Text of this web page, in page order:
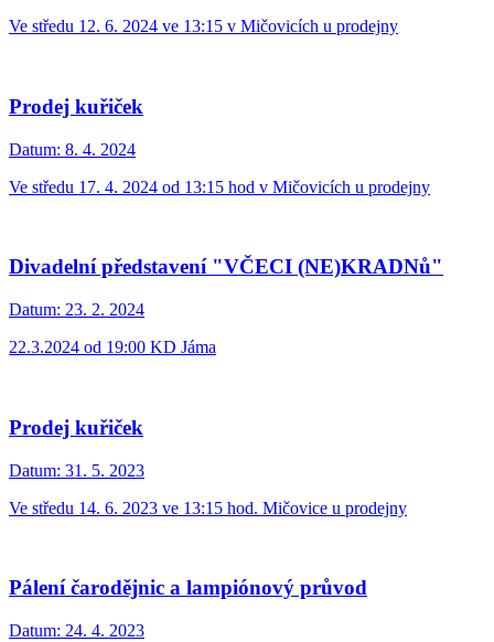
Ve středu 12. 6. 2024 ve 13:15 v Mičovicích u prodejny
Prodej kuřiček
Datum: 8. 4. 2024
Ve středu 17. 4. 2024 od 13:15 hod v Mičovicích u prodejny
Divadelní představení "VČECI (NE)KRADNů"
Datum: 23. 2. 2024
22.3.2024 od 19:00 KD Jáma
Prodej kuřiček
Datum: 31. 5. 2023
Ve středu 14. 6. 2023 ve 13:15 hod. Mičovice u prodejny
Pálení čarodějnic a lampiónový průvod
Datum: 24. 4. 2023